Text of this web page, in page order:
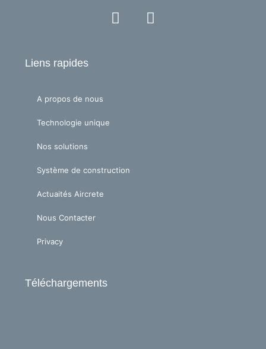
Y
o
L
i
Liens rapides
A propos de nous
Technologie unique
Nos solutions
Système de construction
Actuaités Aircrete
Nous Contacter
Privacy
Téléchargements